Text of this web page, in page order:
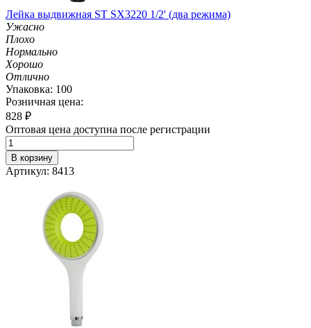
Лейка выдвижная ST SX3220 1/2' (два режима)
Ужасно
Плохо
Нормально
Хорошо
Отлично
Упаковка: 100
Розничная цена:
828 ₽
Оптовая цена доступна после регистрации
В корзину
Артикул: 8413